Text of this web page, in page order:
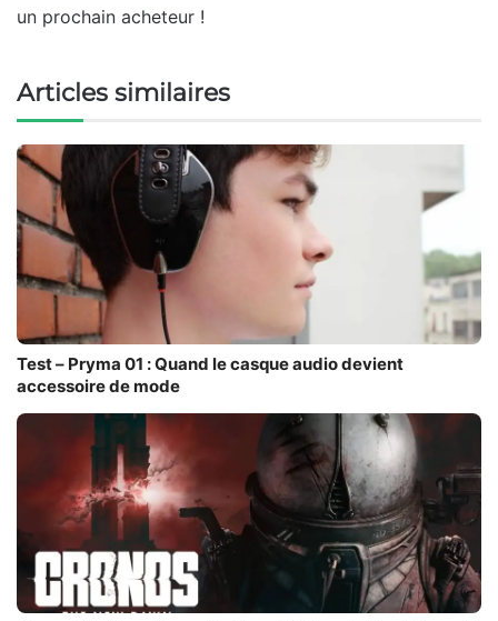
un prochain acheteur !
Articles similaires
Test – Pryma 01 : Quand le casque audio devient
accessoire de mode